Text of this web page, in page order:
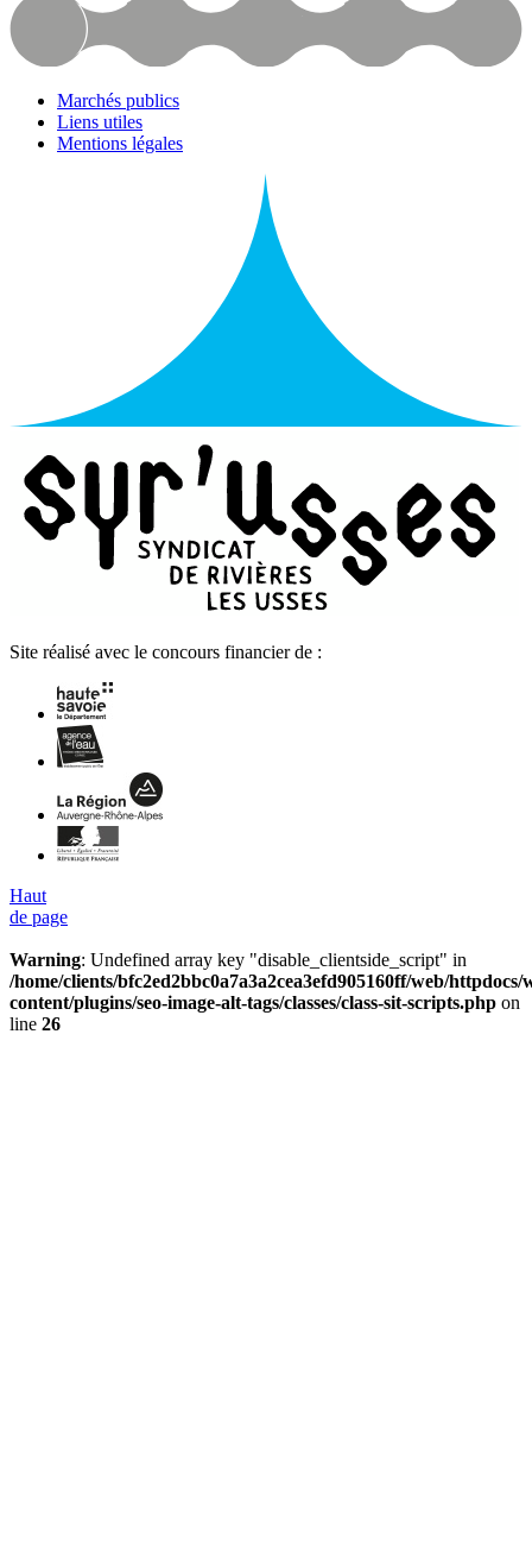
Marchés publics
Liens utiles
Mentions légales
Site réalisé avec le concours financier de :
Haut
de page
Warning: Undefined array key "disable_clientside_script" in
/home/clients/bfc2ed2bbc0a7a3a2cea3efd905160ff/web/httpdocs/
content/plugins/seo-image-alt-tags/classes/class-sit-scripts.php on
line 26